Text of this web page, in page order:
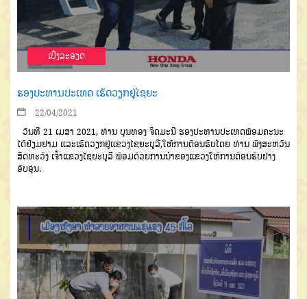
ເບີ່ງລະອຽດ
ຮອງປະທານປະເທດ ເຮັດວຽກຢູ່ໄຊຍະ
22/04/2021
ວັນທີ 21 ເມສາ 2021, ທ່ານ ບຸນທອງ ຈິດມະນີ ຮອງປະທານປະເທດພ້ອມຄະນະ
ໄດ້ຢ້ຽມຢາມ ແລະເຮັດວຽກຢູ່ແຂວງໄຊຍະບູລີ,ໃຫ້ການຕ້ອນຮັບໂດຍ ທ່ານ ພົງສະຫວັນ
ສິດທະວົງ ເຈົ້າແຂວງໄຊຍະບູລີ ພ້ອມດ້ວຍການນໍາຂອງແຂວງໃຫ້ການຕ້ອນຮັບຢ່າງ
ອົບອຸ່ນ.